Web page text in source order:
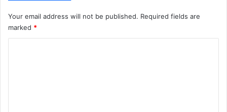
Your email address will not be published. Required fields are
marked *